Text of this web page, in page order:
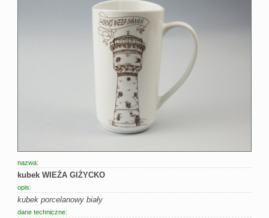
nazwa:
kubek WIEŻA GIŻYCKO
opis:
kubek porcelanowy biały
dane techniczne: